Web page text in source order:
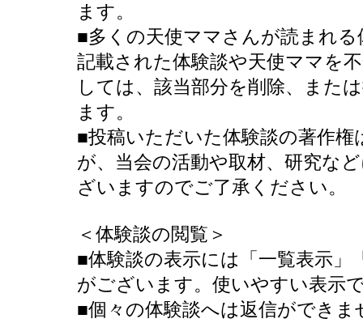
ます。
■多くの天使ママさんが読まれ
記載された体験談や天使ママを
しては、該当部分を削除、また
ます。
■投稿いただいた体験談の著作
が、当会の活動や取材、研究な
ざいますのでご了承ください。
＜体験談の閲覧＞
■体験談の表示には「一覧表示」
がございます。使いやすい表示
■個々の体験談へは返信ができま